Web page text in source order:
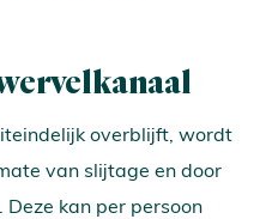
overblijft, wordt
van slijtage en door
kan per persoon